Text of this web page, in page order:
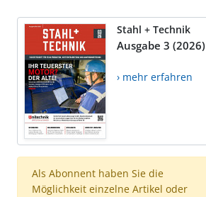
Stahl + Technik
Ausgabe 3 (2026)
› mehr erfahren
Als Abonnent haben Sie die
Möglichkeit einzelne Artikel oder